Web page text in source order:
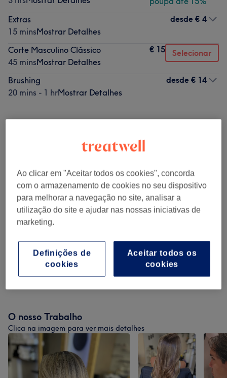
Extras
15 minsMostrar Detalhes
desde € 4
Corte Masculino Clássico
45 minsMostrar Detalhes
€ 15 Selecionar
Brushing
20 mins - 1 hrMostrar Detalhes
desde € 14
Experience Hair (2) desde € 15
Balayagem Signature (2) desde € 68
Hair Spa Experiences desde € 20
O nosso Trabalho
Clica na imagem para ver mais detalhes
Ao clicar em "Aceitar todos os cookies", concorda
com o armazenamento de cookies no seu dispositivo
para melhorar a navegação no site, analisar a
utilização do site e ajudar nas nossas iniciativas de
marketing.
Aceitar todos os
cookies
Definições de
cookies